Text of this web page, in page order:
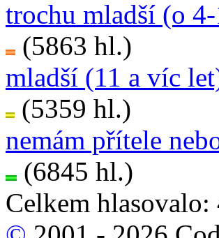
trochu mladší (o
(5863 hl.)
mladší (11 a víc
(5359 hl.)
nemám přítele
(6845 hl.)
Celkem hlasovalo: